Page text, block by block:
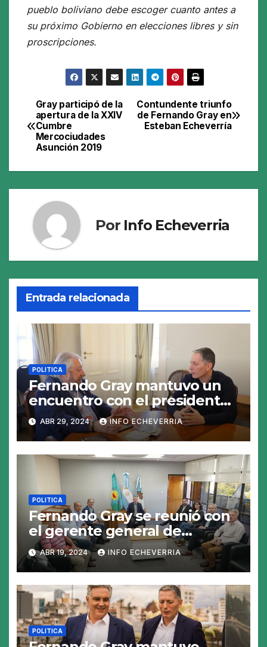
pueblo boliviano debe escoger cuanto antes a
su próximo Gobierno en elecciones libres y sin
proscripciones.
Navegación
de
Contundente triunfo
de Fernando Gray en
Esteban Echeverría
Gray participó de la
apertura de la XXIV
Cumbre
Mercociudades
Asunción 2019
Por Info Echeverria
Entrada relacionada
POLITICA
Fernando Gray mantuvo un
encuentro con el presidente
de la Fundación El Libro
ABR 29, 2024 INFO ECHEVERRIA
POLITICA
Fernando Gray se reunió con
el gerente general de
EDESUR
ABR 19, 2024 INFO ECHEVERRIA
POLITICA